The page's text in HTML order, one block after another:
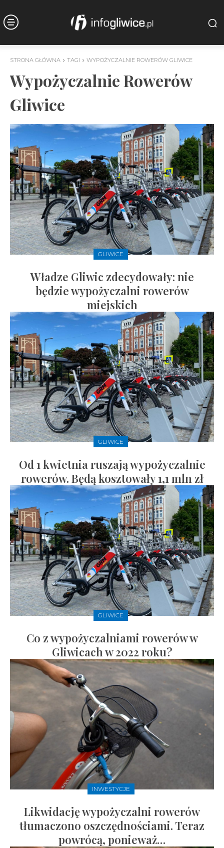
STRONA GŁÓWNA TAGI WYPOŻYCZALNIE ROWERÓW GLIWICE
Wypożyczalnie Rowerów
Gliwice
GLIWICE
Władze Gliwic zdecydowały: nie
będzie wypożyczalni rowerów
miejskich
GLIWICE
Od 1 kwietnia ruszają wypożyczalnie
rowerów. Będą kosztowały 1,1 mln zł
GLIWICE
Co z wypożyczalniami rowerów w
Gliwicach w 2022 roku?
INWESTYCJE
Likwidację wypożyczalni rowerów
tłumaczono oszczędnościami. Teraz
powrócą, ponieważ…